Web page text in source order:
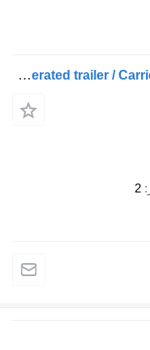
Rohr refrigerated trailer / Carrier Supra 850 / Tail lift Bär 2500 kg
2